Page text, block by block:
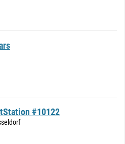
#10122